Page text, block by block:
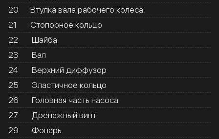
20
Втулка вала рабочего колеса
21
Стопорное кольцо
22
Шайба
23
Вал
24
Верхний диффузор
25
Эластичное кольцо
26
Головная часть насоса
27
Дренажный винт
29
Фонарь